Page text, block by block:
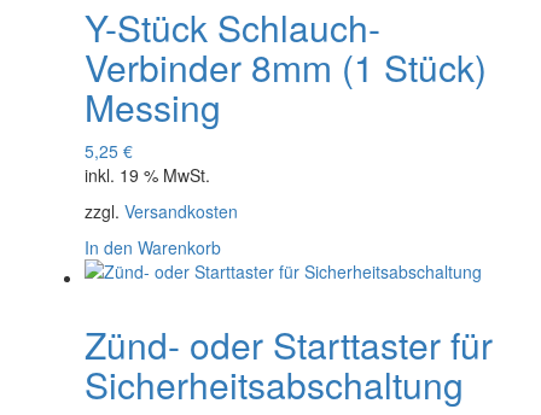
Y-Stück Schlauch-
Verbinder 8mm (1 Stück)
Messing
5,25 €
inkl. 19 % MwSt.
zzgl. Versandkosten
In den Warenkorb
Zünd- oder Starttaster für
Sicherheitsabschaltung